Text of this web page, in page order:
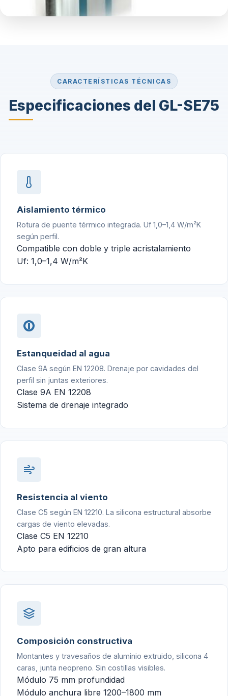
CARACTERÍSTICAS TÉCNICAS
Especificaciones del GL-SE75
Aislamiento térmico
Rotura de puente térmico integrada. Uf 1,0–1,4 W/m²K
según perfil.
Compatible con doble y triple acristalamiento
Uf: 1,0–1,4 W/m²K
Estanqueidad al agua
Clase 9A según EN 12208. Drenaje por cavidades del
perfil sin juntas exteriores.
Clase 9A EN 12208
Sistema de drenaje integrado
Resistencia al viento
Clase C5 según EN 12210. La silicona estructural absorbe
cargas de viento elevadas.
Clase C5 EN 12210
Apto para edificios de gran altura
Composición constructiva
Montantes y travesaños de aluminio extruido, silicona 4
caras, junta neopreno. Sin costillas visibles.
Módulo 75 mm profundidad
Módulo anchura libre 1200–1800 mm